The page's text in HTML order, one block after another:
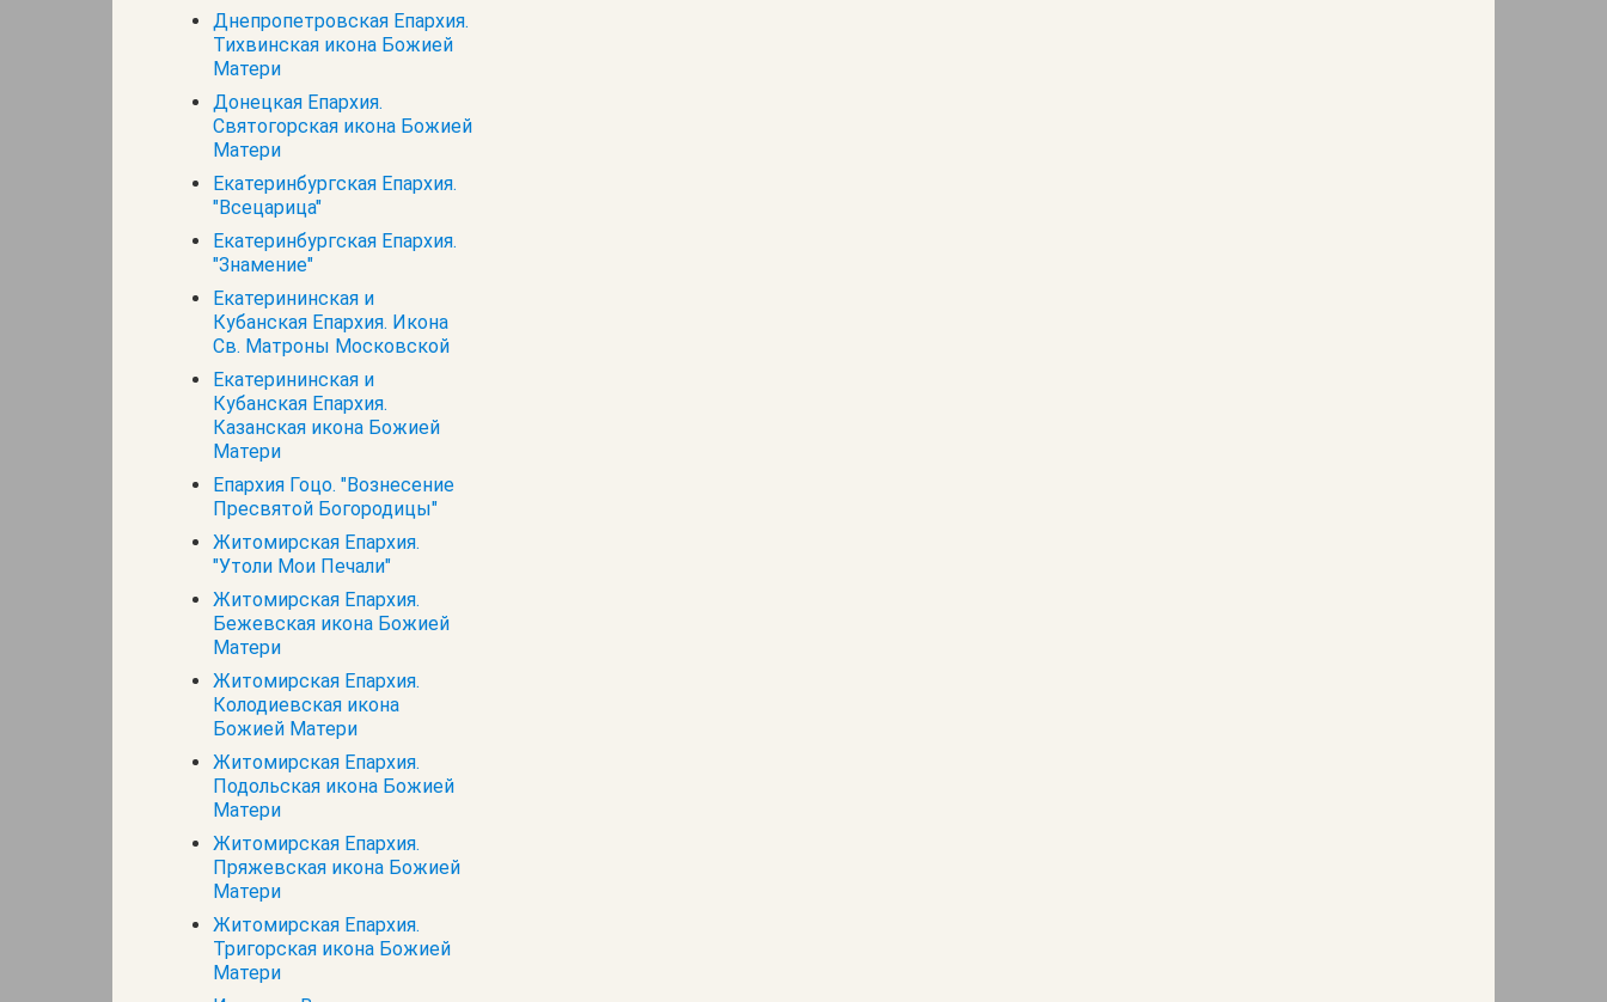
Днепропетровская Епархия.
Тихвинская икона Божией
Матери
Донецкая Епархия.
Святогорская икона Божией
Матери
Екатеринбургская Епархия.
"Всецарица"
Екатеринбургская Епархия.
"Знамение"
Екатерининская и
Кубанская Епархия. Икона
Св. Матроны Московской
Екатерининская и
Кубанская Епархия.
Казанская икона Божией
Матери
Епархия Гоцо. "Вознесение
Пресвятой Богородицы"
Житомирская Епархия.
"Утоли Мои Печали"
Житомирская Епархия.
Бежевская икона Божией
Матери
Житомирская Епархия.
Колодиевская икона
Божией Матери
Житомирская Епархия.
Подольская икона Божией
Матери
Житомирская Епархия.
Пряжевская икона Божией
Матери
Житомирская Епархия.
Тригорская икона Божией
Матери